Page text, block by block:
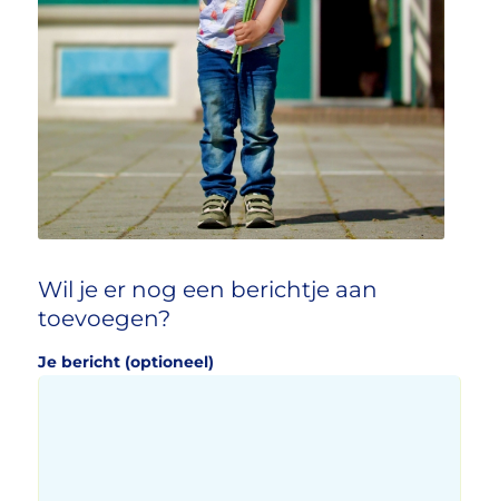
Wil je er nog een berichtje aan
toevoegen?
Je bericht (optioneel)